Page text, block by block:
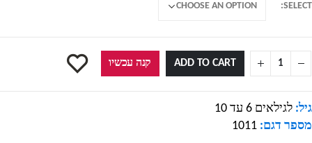
SELECT
ADD TO CART קנה עכשיו
גיל: לגילאים 6 עד 10
מספר דגם: 1011